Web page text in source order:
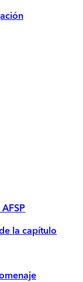
la capítulo